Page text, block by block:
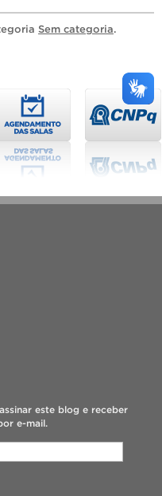
Sem categoria.
este blog e receber
e-mail.